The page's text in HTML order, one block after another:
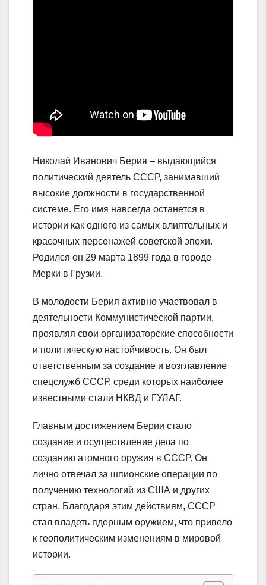
Николай Иванович Берия – выдающийся
политический деятель СССР, занимавший
высокие должности в государственной
системе. Его имя навсегда останется в
истории как одного из самых влиятельных и
красочных персонажей советской эпохи.
Родился он 29 марта 1899 года в городе
Мерки в Грузии.
В молодости Берия активно участвовал в
деятельности Коммунистической партии,
проявляя свои организаторские способности
и политическую настойчивость. Он был
ответственным за создание и возглавление
спецслужб СССР, среди которых наиболее
известными стали НКВД и ГУЛАГ.
Главным достижением Берии стало
создание и осуществление дела по
созданию атомного оружия в СССР. Он
лично отвечал за шпионские операции по
получению технологий из США и других
стран. Благодаря этим действиям, СССР
стал владеть ядерным оружием, что привело
к геополитическим изменениям в мировой
истории.